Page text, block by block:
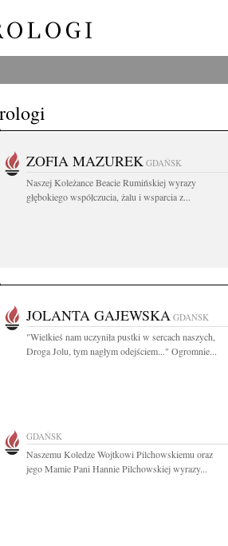
ZOFIA MAZUREK GDAŃSK
Naszej Koleżance Beacie Rumińskiej wyrazy
głębokiego współczucia, żalu i wsparcia z...
JOLANTA GAJEWSKA GDAŃSK
"Wielkieś nam uczyniła pustki w sercach naszych,
Droga Jolu, tym nagłym odejściem..." Ogromnie...
GDAŃSK
Naszemu Koledze Wojtkowi Pilchowskiemu oraz
jego Mamie Pani Hannie Pilchowskiej wyrazy...